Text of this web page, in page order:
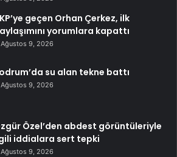
geçen Orhan Çerkez, ilk
yorumlara kapattı
Ağustos 9, 2026
su alan tekne battı
Ağustos 9, 2026
Özel’den abdest görüntüleriyle
iddialara sert tepki
Ağustos 9, 2026